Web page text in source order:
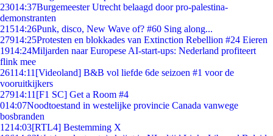
23014:37Burgemeester Utrecht belaagd door pro-palestina-
demonstranten
21514:26Punk, disco, New Wave of? #60 Sing along...
27914:25Protesten en blokkades van Extinction Rebellion #24 Eieren
1914:24Miljarden naar Europese AI-start-ups: Nederland profiteert
flink mee
26114:11 [Videoland] B&B vol liefde 6de seizoen #1 voor de
vooruitkijkers
27914:11 [F1 SC] Get a Room #4
014:07Noodtoestand in westelijke provincie Canada vanwege
bosbranden
1214:03[RTL4] Bestemming X